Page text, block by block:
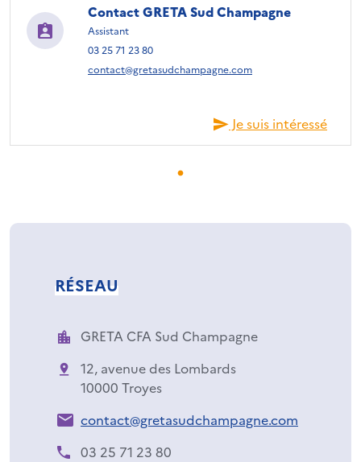
Contact GRETA Sud Champagne
Assistant
03 25 71 23 80
contact@gretasudchampagne.com
Je suis intéressé
RÉSEAU
GRETA CFA Sud Champagne
12, avenue des Lombards
10000 Troyes
contact@gretasudchampagne.com
03 25 71 23 80